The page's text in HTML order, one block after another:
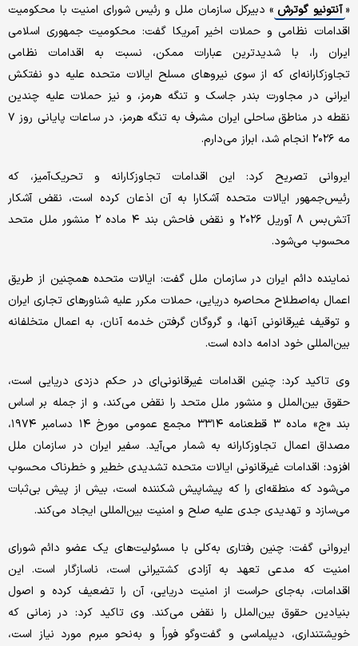
« آنتونیو گوترش » دبیرکل سازمان ملل و رئیس شورای امنیت با محکومیت
اقدامات نظامی و حملات اخیر آمریکا گفت: محکومیت جمهوری اسلامی
ایران را، با شدیدترین عبارات ممکن، نسبت به اقدامات نظامی
تجاوزکارانه‌ای که از سوی نیروهای مسلح ایالات متحده علیه دو نفتکش
ایرانی در مجاورت بندر جاسک و تنگه هرمز، و نیز حملات علیه چندین
نقطه در مناطق ساحلی ایران مشرف به تنگه هرمز، در ساعات پایانی روز ۷
مه ۲۰۲۶ انجام شد، ابراز می‌دارم.
ایروانی تصریح کرد: این اقدامات تجاوزکارانه و تحریک‌آمیز، که
رئیس‌جمهور ایالات متحده آشکارا به آن اذعان کرده است، نقض آشکار
آتش‌بس ۸ آوریل ۲۰۲۶ و نقض فاحش بند ۴ ماده ۲ منشور ملل متحد
محسوب می‌شود.
نماینده دائم ایران در سازمان ملل گفت: ایالات متحده همچنین از طریق
اعمال به‌اصطلاح محاصره دریایی، حملات مکرر علیه شناورهای تجاری ایران
و توقیف غیرقانونی آنها، و گروگان گرفتن خدمه آنان، به اعمال متخلفانه
بین‌المللی خود ادامه داده است.
وی تاکید کرد: چنین اقدامات غیرقانونی‌ای در حکم دزدی دریایی است،
حقوق بین‌الملل و منشور ملل متحد را نقض می‌کند، و از جمله بر اساس
بند «ج» ماده ۳ قطعنامه ۳۳۱۴ مجمع عمومی مورخ ۱۴ دسامبر ۱۹۷۴،
مصداق اعمال تجاوزکارانه به شمار می‌آید. سفیر ایران در سازمان ملل
افزود: اقدامات غیرقانونی ایالات متحده تشدیدی خطیر و خطرناک محسوب
می‌شود که منطقه‌ای را که پیشاپیش شکننده است، بیش از پیش بی‌ثبات
می‌سازد و تهدیدی جدی علیه صلح و امنیت بین‌المللی ایجاد می‌کند.
ایروانی گفت: چنین رفتاری به‌کلی با مسئولیت‌های یک عضو دائم شورای
امنیت که مدعی تعهد به آزادی کشتیرانی است، ناسازگار است. این
اقدامات، به‌جای حراست از امنیت دریایی، آن را تضعیف کرده و اصول
بنیادین حقوق بین‌الملل را نقض می‌کند. وی تاکید کرد: در زمانی که
خویشتنداری، دیپلماسی و گفت‌وگو فوراً و به‌نحو مبرم مورد نیاز است،